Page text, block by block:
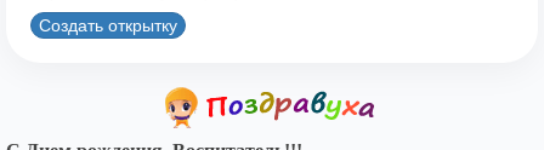
Создать открытку